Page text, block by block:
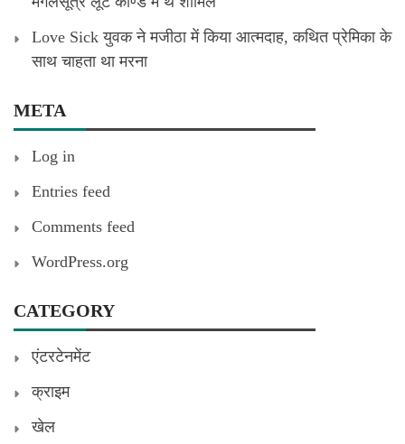
Love Sick युवक ने मजीठा में किया आत्मदाह, कथित प्रेमिका के
साथ चाहता था मरना
META
Log in
Entries feed
Comments feed
WordPress.org
CATEGORY
एंटरटेनमेंट
क्राइम
खेल